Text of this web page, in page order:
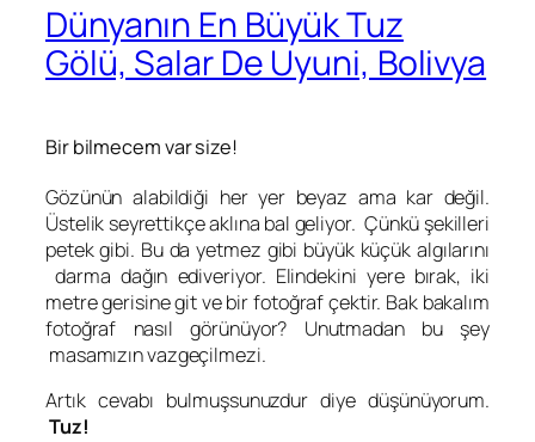
Dünyanın En Büyük Tuz
Gölü, Salar De Uyuni, Bolivya
Bir bilmecem var size!
Gözünün alabildiği her yer beyaz ama kar değil.
Üstelik seyrettikçe aklına bal geliyor. Çünkü şekilleri
petek gibi. Bu da yetmez gibi büyük küçük algılarını
darma dağın ediveriyor. Elindekini yere bırak, iki
metre gerisine git ve bir fotoğraf çektir. Bak bakalım
fotoğraf nasıl görünüyor? Unutmadan bu şey
masamızın vazgeçilmezi.
Artık cevabı bulmuşsunuzdur diye düşünüyorum.
Tuz!